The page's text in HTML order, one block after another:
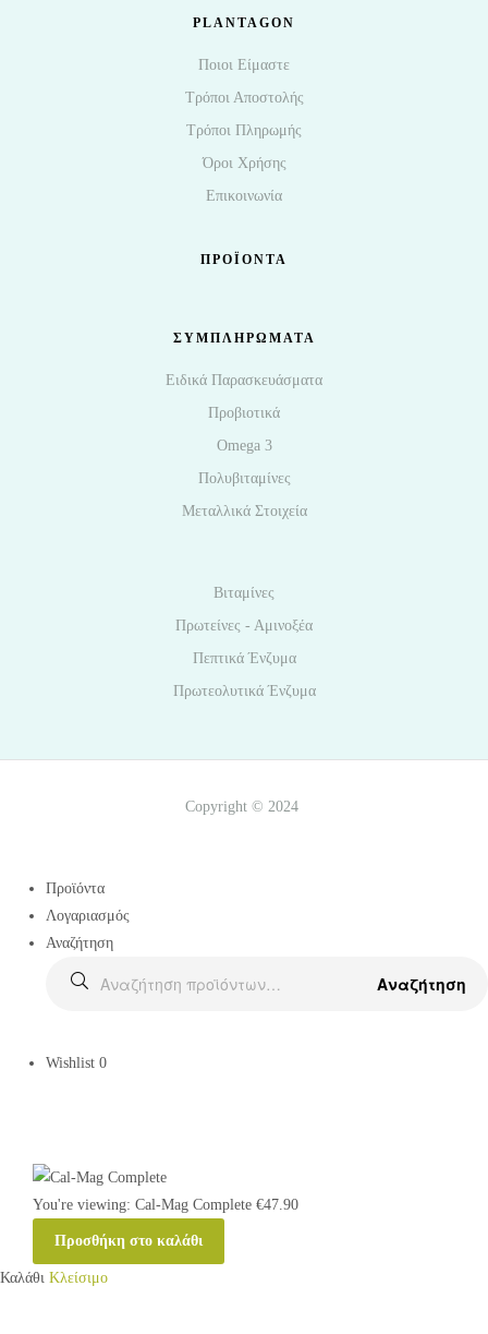
PLANTAGON
Ποιοι Είμαστε
Τρόποι Αποστολής
Τρόποι Πληρωμής
Όροι Χρήσης
Επικοινωνία
ΠΡΟΪΌΝΤΑ
ΣΥΜΠΛΗΡΩΜΑΤΑ
Ειδικά Παρασκευάσματα
Προβιοτικά
Omega 3
Πολυβιταμίνες
Μεταλλικά Στοιχεία
Βιταμίνες
Πρωτείνες - Αμινοξέα
Πεπτικά Ένζυμα
Πρωτεολυτικά Ένζυμα
Copyright © 2024
Προϊόντα
Λογαριασμός
Αναζήτηση
Αναζήτηση
Wishlist 0
You're viewing: Cal-Mag Complete €47.90
Προσθήκη στο καλάθι
Καλάθι Κλείσιμο